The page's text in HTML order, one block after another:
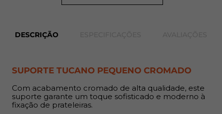
Alta resistência à corrosão, fácil instalação e design
DESCRIÇÃO
SUPORTE TUCANO PEQUENO CROMADO
Com acabamento cromado de alta qualidade, este
suporte garante um toque sofisticado e moderno à
fixação de prateleiras.